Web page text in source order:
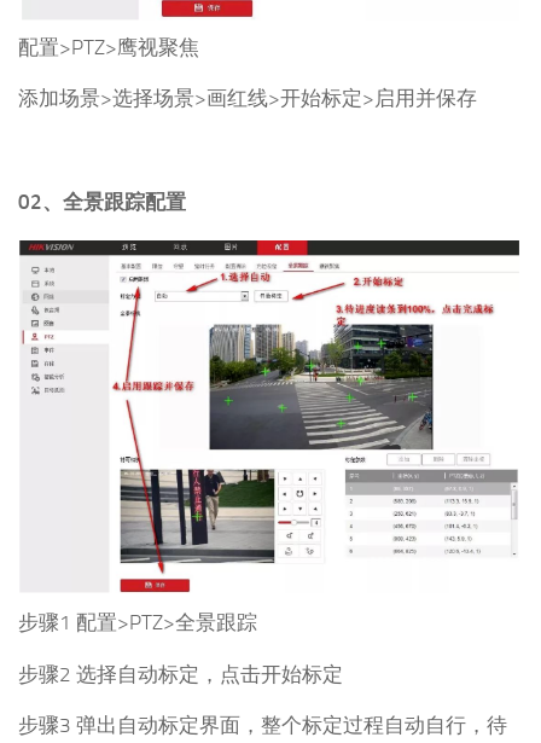
配置>PTZ>鹰视聚焦
添加场景>选择场景>画红线>开始标定>启用并保存
02、全景跟踪配置
步骤1 配置>PTZ>全景跟踪
步骤2 选择自动标定，点击开始标定
步骤3 弹出自动标定界面，整个标定过程自动自行，待